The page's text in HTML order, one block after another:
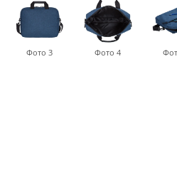
Фото 3 Фото 4